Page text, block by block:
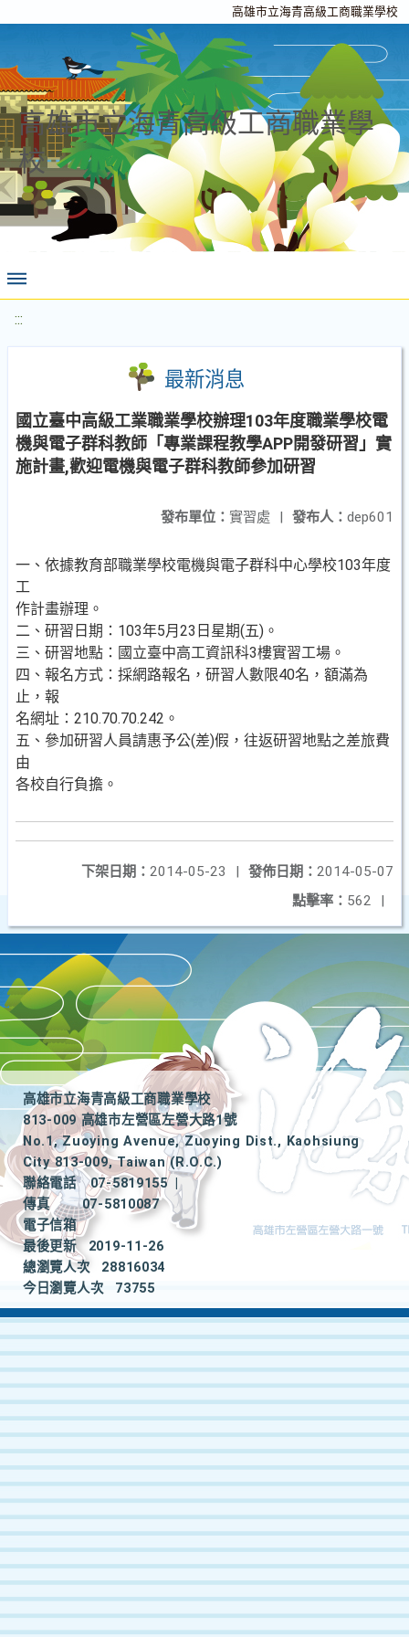
高雄市立海青高級工商職業學校
高雄市立海青高級工商職業學
校
:::
最新消息
國立臺中高級工業職業學校辦理103年度職業學校電
機與電子群科教師「專業課程教學APP開發研習」實
施計畫,歡迎電機與電子群科教師參加研習
發布人： dep601
發布單位： 實習處 |
一、依據教育部職業學校電機與電子群科中心學校103年度
工
作計畫辦理。
二、研習日期：103年5月23日星期(五)。
三、研習地點：國立臺中高工資訊科3樓實習工場。
四、報名方式：採網路報名，研習人數限40名，額滿為
止，報
名網址：210.70.70.242。
五、參加研習人員請惠予公(差)假，往返研習地點之差旅費
由
各校自行負擔。
發佈日期： 2014-05-07
下架日期： 2014-05-23
|
點擊率： 562 |
高雄市立海青高級工商職業學校
813-009 高雄市左營區左營大路1號
No.1, Zuoying Avenue, Zuoying Dist., Kaohsiung
City 813-009, Taiwan (R.O.C.)
聯絡電話
07-5819155
|
傳真
07-5810087
電子信箱
最後更新
2019-11-26
總瀏覽人次
28816034
今日瀏覽人次
73755